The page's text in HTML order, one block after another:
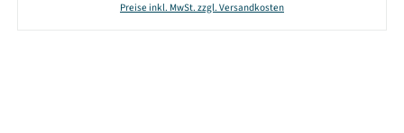
Preise inkl. MwSt. zzgl. Versandkosten